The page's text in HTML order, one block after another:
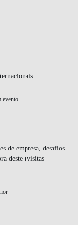
de empresa, desafios
deste (visitas